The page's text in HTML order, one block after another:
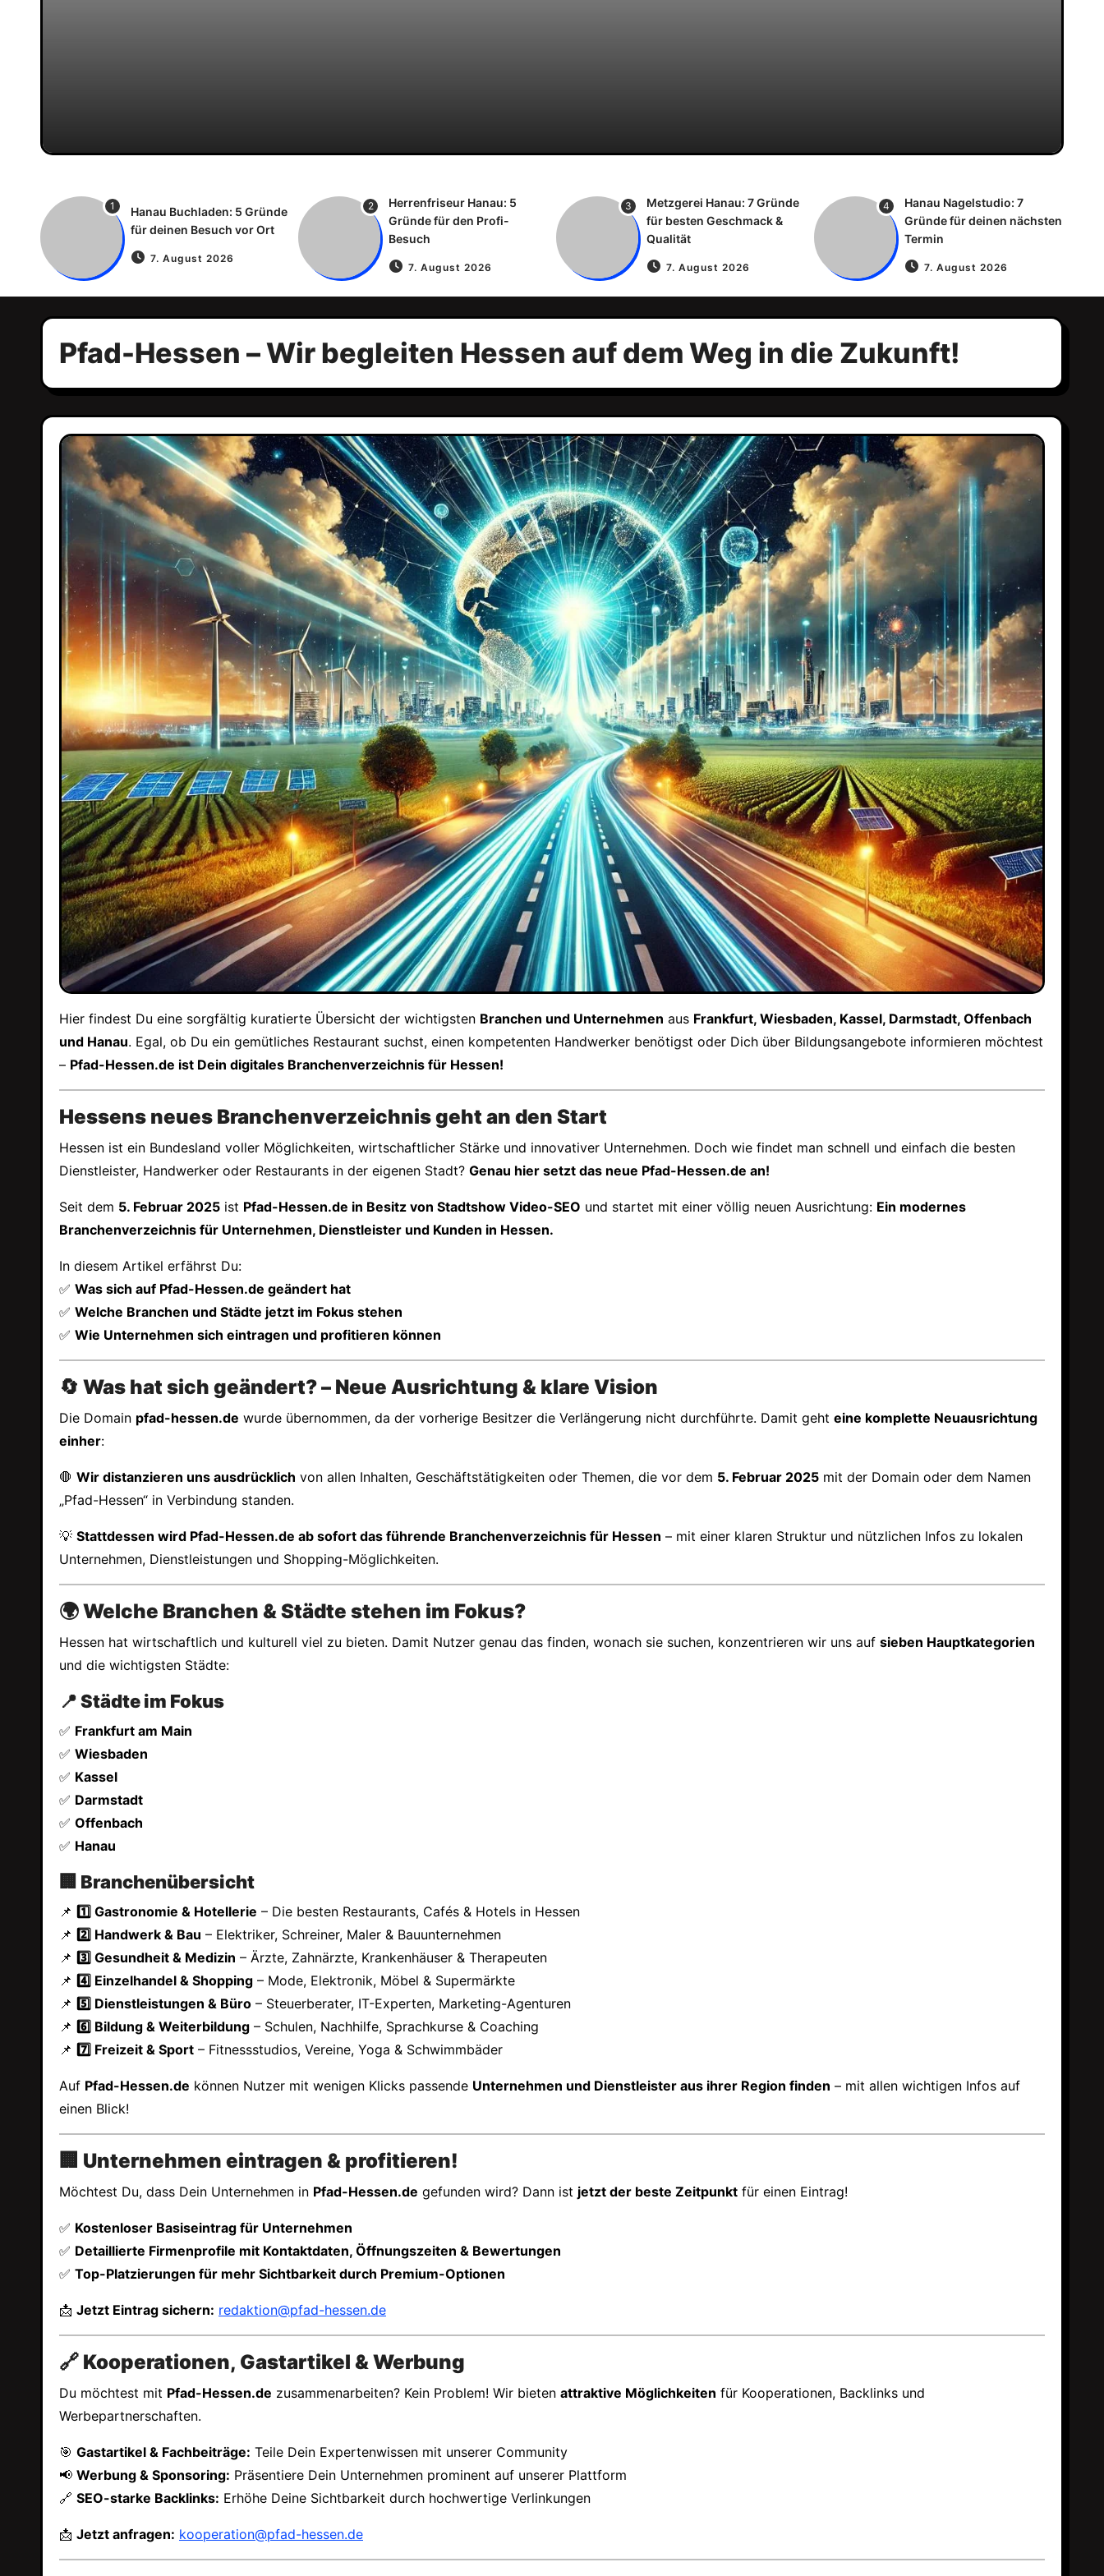
1
Hanau Buchladen: 5 Gründe
für deinen Besuch vor Ort
7. August 2026
2
Herrenfriseur Hanau: 5
Gründe für den Profi-
Besuch
7. August 2026
3
Metzgerei Hanau: 7 Gründe
für besten Geschmack &
Qualität
7. August 2026
4
Hanau Nagelstudio: 7
Gründe für deinen nächsten
Termin
7. August 2026
Pfad-Hessen – Wir begleiten Hessen auf dem Weg in die Zukunft!
Hier findest Du eine sorgfältig kuratierte Übersicht der wichtigsten Branchen und Unternehmen aus Frankfurt, Wiesbaden, Kassel, Darmstadt, Offenbach
und Hanau. Egal, ob Du ein gemütliches Restaurant suchst, einen kompetenten Handwerker benötigst oder Dich über Bildungsangebote informieren möchtest
– Pfad-Hessen.de ist Dein digitales Branchenverzeichnis für Hessen!
Hessens neues Branchenverzeichnis geht an den Start
Hessen ist ein Bundesland voller Möglichkeiten, wirtschaftlicher Stärke und innovativer Unternehmen. Doch wie findet man schnell und einfach die besten
Dienstleister, Handwerker oder Restaurants in der eigenen Stadt? Genau hier setzt das neue Pfad-Hessen.de an!
Seit dem 5. Februar 2025 ist Pfad-Hessen.de in Besitz von Stadtshow Video-SEO und startet mit einer völlig neuen Ausrichtung: Ein modernes
Branchenverzeichnis für Unternehmen, Dienstleister und Kunden in Hessen.
In diesem Artikel erfährst Du:
✅ Was sich auf Pfad-Hessen.de geändert hat
✅ Welche Branchen und Städte jetzt im Fokus stehen
✅ Wie Unternehmen sich eintragen und profitieren können
🔄 Was hat sich geändert? – Neue Ausrichtung & klare Vision
Die Domain pfad-hessen.de wurde übernommen, da der vorherige Besitzer die Verlängerung nicht durchführte. Damit geht eine komplette Neuausrichtung
einher:
🛑 Wir distanzieren uns ausdrücklich von allen Inhalten, Geschäftstätigkeiten oder Themen, die vor dem 5. Februar 2025 mit der Domain oder dem Namen
„Pfad-Hessen“ in Verbindung standen.
💡 Stattdessen wird Pfad-Hessen.de ab sofort das führende Branchenverzeichnis für Hessen – mit einer klaren Struktur und nützlichen Infos zu lokalen
Unternehmen, Dienstleistungen und Shopping-Möglichkeiten.
🌍 Welche Branchen & Städte stehen im Fokus?
Hessen hat wirtschaftlich und kulturell viel zu bieten. Damit Nutzer genau das finden, wonach sie suchen, konzentrieren wir uns auf sieben Hauptkategorien
und die wichtigsten Städte:
📍 Städte im Fokus
✅ Frankfurt am Main
✅ Wiesbaden
✅ Kassel
✅ Darmstadt
✅ Offenbach
✅ Hanau
🏢 Branchenübersicht
📌 1️⃣ Gastronomie & Hotellerie – Die besten Restaurants, Cafés & Hotels in Hessen
📌 2️⃣ Handwerk & Bau – Elektriker, Schreiner, Maler & Bauunternehmen
📌 3️⃣ Gesundheit & Medizin – Ärzte, Zahnärzte, Krankenhäuser & Therapeuten
📌 4️⃣ Einzelhandel & Shopping – Mode, Elektronik, Möbel & Supermärkte
📌 5️⃣ Dienstleistungen & Büro – Steuerberater, IT-Experten, Marketing-Agenturen
📌 6️⃣ Bildung & Weiterbildung – Schulen, Nachhilfe, Sprachkurse & Coaching
📌 7️⃣ Freizeit & Sport – Fitnessstudios, Vereine, Yoga & Schwimmbäder
Auf Pfad-Hessen.de können Nutzer mit wenigen Klicks passende Unternehmen und Dienstleister aus ihrer Region finden – mit allen wichtigen Infos auf
einen Blick!
🏢 Unternehmen eintragen & profitieren!
Möchtest Du, dass Dein Unternehmen in Pfad-Hessen.de gefunden wird? Dann ist jetzt der beste Zeitpunkt für einen Eintrag!
✅ Kostenloser Basiseintrag für Unternehmen
✅ Detaillierte Firmenprofile mit Kontaktdaten, Öffnungszeiten & Bewertungen
✅ Top-Platzierungen für mehr Sichtbarkeit durch Premium-Optionen
📩 Jetzt Eintrag sichern: redaktion@pfad-hessen.de
🔗 Kooperationen, Gastartikel & Werbung
Du möchtest mit Pfad-Hessen.de zusammenarbeiten? Kein Problem! Wir bieten attraktive Möglichkeiten für Kooperationen, Backlinks und
Werbepartnerschaften.
🎯 Gastartikel & Fachbeiträge: Teile Dein Expertenwissen mit unserer Community
📢 Werbung & Sponsoring: Präsentiere Dein Unternehmen prominent auf unserer Plattform
🔗 SEO-starke Backlinks: Erhöhe Deine Sichtbarkeit durch hochwertige Verlinkungen
📩 Jetzt anfragen: kooperation@pfad-hessen.de